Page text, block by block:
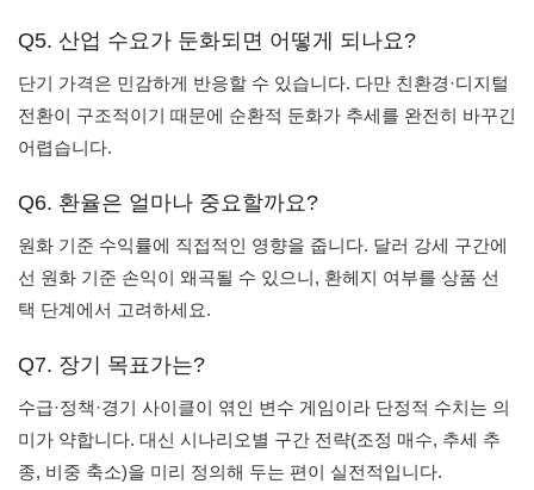
Q5. 산업 수요가 둔화되면 어떻게 되나요?
단기 가격은 민감하게 반응할 수 있습니다. 다만 친환경·디지털
전환이 구조적이기 때문에 순환적 둔화가 추세를 완전히 바꾸긴
어렵습니다.
Q6. 환율은 얼마나 중요할까요?
원화 기준 수익률에 직접적인 영향을 줍니다. 달러 강세 구간에
선 원화 기준 손익이 왜곡될 수 있으니, 환헤지 여부를 상품 선
택 단계에서 고려하세요.
Q7. 장기 목표가는?
수급·정책·경기 사이클이 엮인 변수 게임이라 단정적 수치는 의
미가 약합니다. 대신 시나리오별 구간 전략(조정 매수, 추세 추
종, 비중 축소)을 미리 정의해 두는 편이 실전적입니다.